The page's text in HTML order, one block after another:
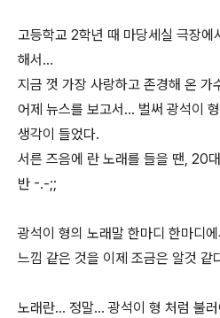
고등학교 2학년 때 마당세실 극장
해서...
지금 껏 가장 사랑하고 존경해 온 가
어제 뉴스를 보고서... 벌써 광석이
생각이 들었다.
서른 즈음에 란 노래를 들을 땐, 20
반 -.-;;
광석이 형의 노래말 한마디 한마디
느낌 같은 것을 이제 조금은 알것 같
노래란... 정말... 광석이 형 처럼 불